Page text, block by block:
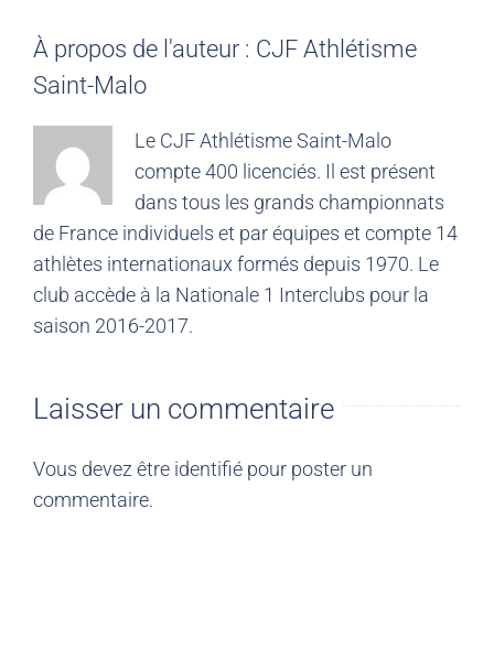
À propos de l'auteur : CJF Athlétisme
Saint-Malo
Le CJF Athlétisme Saint-Malo
compte 400 licenciés. Il est présent
dans tous les grands championnats
de France individuels et par équipes et compte 14
athlètes internationaux formés depuis 1970. Le
club accède à la Nationale 1 Interclubs pour la
saison 2016-2017.
Laisser un commentaire
Vous devez être identifié pour poster un
commentaire.